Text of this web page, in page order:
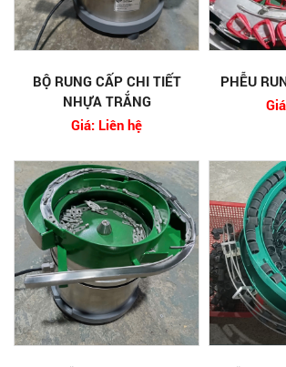
BỘ RUNG CẤP CHI TIẾT
NHỰA TRẮNG
Giá: Liên hệ
PHỄU